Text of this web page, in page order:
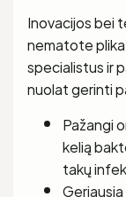
Inovacijos bei
nematote
specialistus ir
nuolat gerinti
Pažangi
kelią
takų